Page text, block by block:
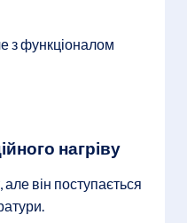
з функціоналом
нагріву
він поступається